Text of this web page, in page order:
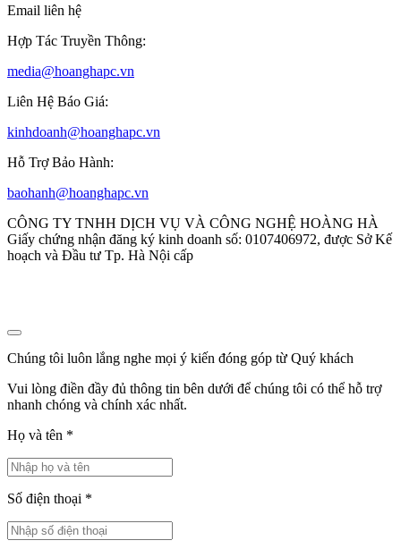
Email liên hệ
Hợp Tác Truyền Thông:
media@hoanghapc.vn
Liên Hệ Báo Giá:
kinhdoanh@hoanghapc.vn
Hỗ Trợ Bảo Hành:
baohanh@hoanghapc.vn
CÔNG TY TNHH DỊCH VỤ VÀ CÔNG NGHỆ HOÀNG HÀ
Giấy chứng nhận đăng ký kinh doanh số: 0107406972, được Sở Kế
hoạch và Đầu tư Tp. Hà Nội cấp
Chúng tôi luôn lắng nghe mọi ý kiến đóng góp từ Quý khách
Vui lòng điền đầy đủ thông tin bên dưới để chúng tôi có thể hỗ trợ
nhanh chóng và chính xác nhất.
Họ và tên *
Số điện thoại *